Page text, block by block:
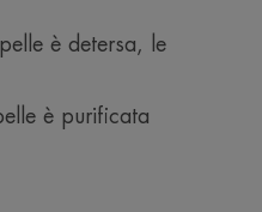
è detersa, le
è purificata